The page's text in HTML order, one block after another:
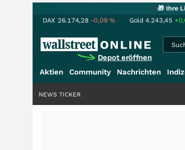
🎁 Ihre
DAX 26.174,28 -0,09% Gold 4.243,45
Depot eröffnen
Aktien Community Nachrichten
NEWS TICKER